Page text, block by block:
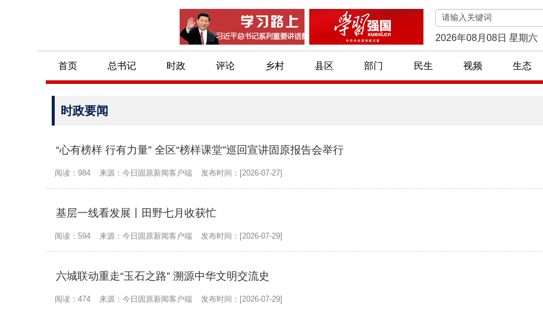
2026年08月08日 星期六
首页 总书记 时政 评论 乡村 县区 部门 民生 视频 生态
时政要闻
“心有榜样 行有力量” 全区“榜样课堂”巡回宣讲固原报告会举行
阅读：984 来源：今日固原新闻客户端 发布时间：[2026-07-27]
基层一线看发展丨田野七月收获忙
阅读：594 来源：今日固原新闻客户端 发布时间：[2026-07-29]
六城联动重走“玉石之路” 溯源中华文明交流史
阅读：474 来源：今日固原新闻客户端 发布时间：[2026-07-29]
沙沟乡：扶贫小车间 脱贫大作为 首批76个宁夏特色旅游村镇名单公布！ 脱贫光